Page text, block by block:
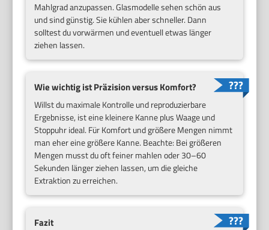
Mahlgrad anzupassen. Glasmodelle sehen schön aus
und sind günstig. Sie kühlen aber schneller. Dann
solltest du vorwärmen und eventuell etwas länger
ziehen lassen.
Wie wichtig ist Präzision versus Komfort?
Willst du maximale Kontrolle und reproduzierbare
Ergebnisse, ist eine kleinere Kanne plus Waage und
Stoppuhr ideal. Für Komfort und größere Mengen nimmt
man eher eine größere Kanne. Beachte: Bei größeren
Mengen musst du oft feiner mahlen oder 30–60
Sekunden länger ziehen lassen, um die gleiche
Extraktion zu erreichen.
Fazit